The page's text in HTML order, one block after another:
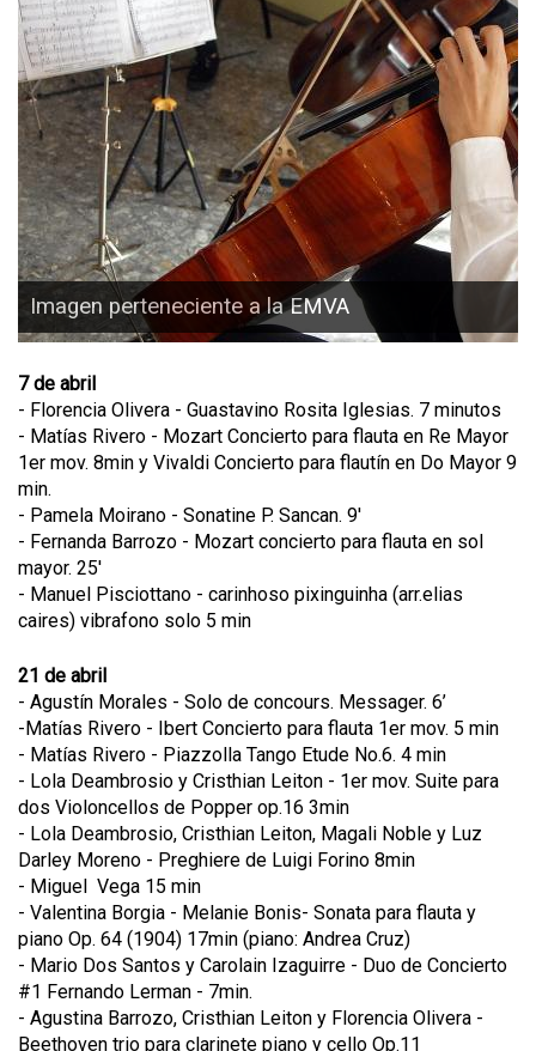
Imagen perteneciente a la EMVA
7 de abril
- Florencia Olivera - Guastavino Rosita Iglesias. 7 minutos
- Matías Rivero - Mozart Concierto para flauta en Re Mayor
1er mov. 8min y Vivaldi Concierto para flautín en Do Mayor 9
min.
- Pamela Moirano - Sonatine P. Sancan. 9'
- Fernanda Barrozo - Mozart concierto para flauta en sol
mayor. 25'
- Manuel Pisciottano - carinhoso pixinguinha (arr.elias
caires) vibrafono solo 5 min
21 de abril
- Agustín Morales - Solo de concours. Messager. 6’
-Matías Rivero - Ibert Concierto para flauta 1er mov. 5 min
- Matías Rivero - Piazzolla Tango Etude No.6. 4 min
- Lola Deambrosio y Cristhian Leiton - 1er mov. Suite para
dos Violoncellos de Popper op.16 3min
- Lola Deambrosio, Cristhian Leiton, Magali Noble y Luz
Darley Moreno - Preghiere de Luigi Forino 8min
- Miguel Vega 15 min
- Valentina Borgia - Melanie Bonis- Sonata para flauta y
piano Op. 64 (1904) 17min (piano: Andrea Cruz)
- Mario Dos Santos y Carolain Izaguirre - Duo de Concierto
#1 Fernando Lerman - 7min.
- ⁠Agustina Barrozo, Cristhian Leiton y Florencia Olivera -
Beethoven trio para clarinete piano y cello Op.11